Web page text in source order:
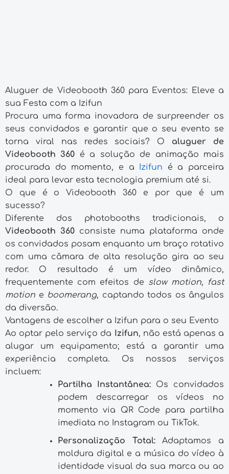
Aluguer de Videobooth 360 para Eventos: Eleve a
sua Festa com a Izifun
Procura uma forma inovadora de surpreender os
seus convidados e garantir que o seu evento se
torna viral nas redes sociais? O aluguer de
Videobooth 360 é a solução de animação mais
procurada do momento, e a Izifun é a parceira
ideal para levar esta tecnologia premium até si.
O que é o Videobooth 360 e por que é um
sucesso?
Diferente dos photobooths tradicionais, o
Videobooth 360 consiste numa plataforma onde
os convidados posam enquanto um braço rotativo
com uma câmara de alta resolução gira ao seu
redor. O resultado é um vídeo dinâmico,
frequentemente com efeitos de slow motion,
fast
motion e boomerang, captando todos os ângulos
da diversão.
Vantagens de escolher a Izifun para o seu Evento
Ao optar pelo serviço da Izifun, não está apenas a
alugar um equipamento; está a garantir uma
experiência completa. Os nossos serviços
incluem:
Partilha Instantânea: Os convidados
podem descarregar os vídeos no
momento via QR Code para partilha
imediata no Instagram ou TikTok.
Personalização Total:Adaptamos a
moldura digital e a música do vídeo à
identidade visual da sua marca ou ao